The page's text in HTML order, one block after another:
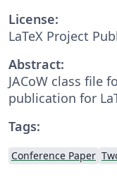
License:
LaTeX Project
Abstract:
JACoW class file
publication for
Tags:
Conference Paper